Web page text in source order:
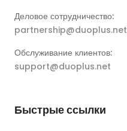
Деловое сотрудничество:
partnership@duoplus.net
Обслуживание клиентов:
support@duoplus.net
Быстрые ссылки